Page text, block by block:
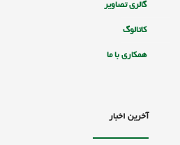
گالری تصاویر
کاتالوگ
همکاری با ما
آخرین اخبار